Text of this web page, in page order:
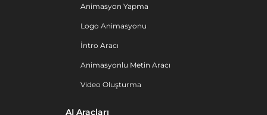
Animasyon Yapma
Logo Animasyonu
İntro Aracı
Animasyonlu Metin Aracı
Video Oluşturma
AI Araçları